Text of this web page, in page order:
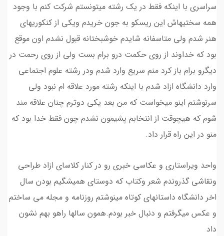
سراسری با اینکه فقط در یک رشته میتونستم شرکت کنم با وجود
همه سختیهاش این ریسکو به جون خریدم ویکی از کنکوریهای
هنر شدم ولی متاسفانه شایدم خوشبختانه قبول نشدم اون موقع
بود که خداوند از روی حکمت درو برام بست ولی از روی رحمت در
دیگرو برام باز کرد منم سریع وارد شدم ودر رشته علوم اجتماعی
وارد دانشگاه ازاد شدم با اینکه رشته مورد علاقه ام نبود ولی
سرنوشتم اینو میخواست که من بعد یکی دوترم چنان علاقه مند
شوم که هیچوقت از انتخابم پشیمون نشدم چون فقط خدا بود که
منو در این راه قرار داد.
واحد ویراستاری و عکاسی خبری رو در کنار کلاسای ازاد طراحی
ونقاشی گذروندم شعر وکتاب که دوستای همیشگیم بودن سال
اخر دانشگاه داستانهای کوتاه مینوشتم روزنامه و مجله می ساختم
و عکس میگرفتم و دنبال خبر بودم.همون سالها راهو بهم نشون
داد